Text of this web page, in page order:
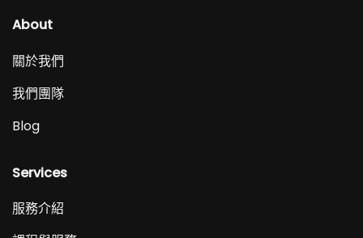
About
關於我們
我們團隊
Blog
Services
服務介紹